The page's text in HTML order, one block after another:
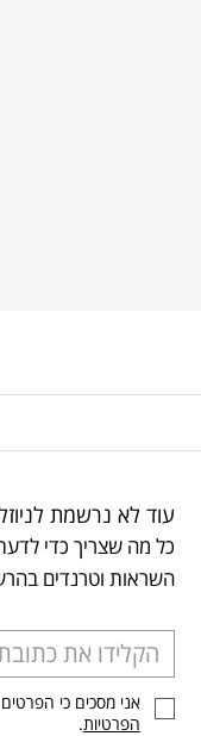
עוד לא נרשמת
כל מה שצריך כדי
השראות וטרנדים
אני מסכים כי
הפרטיות.